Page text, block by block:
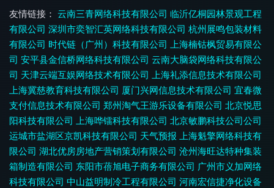
友情链接： 云南三青网络科技有限公司 临沂亿桐园林景观工程
有限公司 深圳市奕智汇英网络科技有限公司 杭州展鸣包装材料
有限公司 时代链（广州）科技有限公司 上海楠钴枫贸易有限公
司 安平县金信桥网络科技有限公司 云南大脑袋网络科技有限公
司 天津云端互娱网络技术有限公司 上海礼添信息技术有限公司
上海冀慈教育科技有限公司 厦门兴网信息技术有限公司 宜春微
支付信息技术有限公司 郑州淘气王游乐设备有限公司 北京悦思
阳科技有限公司 上海哗镭科技有限公司 北京敏鹏科技公司公司
运城市盐湖区京凯科技有限公司 天气预报 上海魁擎网络科技有
限公司 湖北优房房地产营销策划有限公司 沧州海旺达特种集装
箱制造有限公司 东阳市蓓旭电子商务有限公司 广州市义加网络
科技有限公司 中山益明制冷工程有限公司 河南宏信捷净化设备